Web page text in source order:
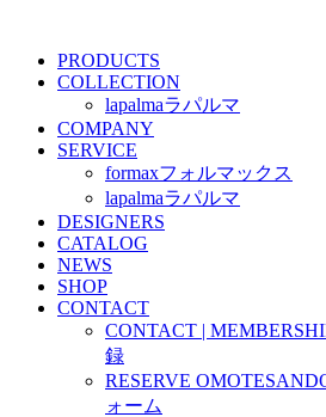
PRODUCTS
COLLECTION
lapalmaラパルマ
COMPANY
SERVICE
formaxフォルマックス
lapalmaラパルマ
DESIGNERS
CATALOG
NEWS
SHOP
CONTACT
CONTACT |
録
RESERVE
ォーム